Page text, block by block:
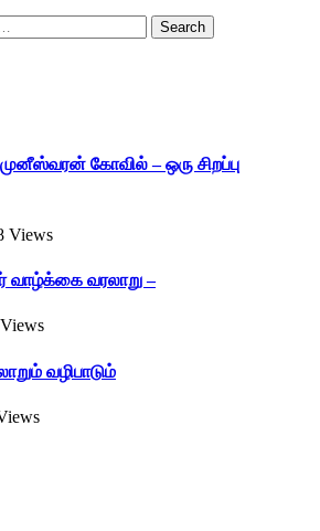
கோவில் – ஒரு சிறப்பு
Views
வாழ்க்கை வரலாறு –
Views
வழிபாடும்